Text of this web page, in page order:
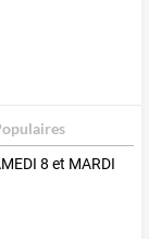
8 et MARDI